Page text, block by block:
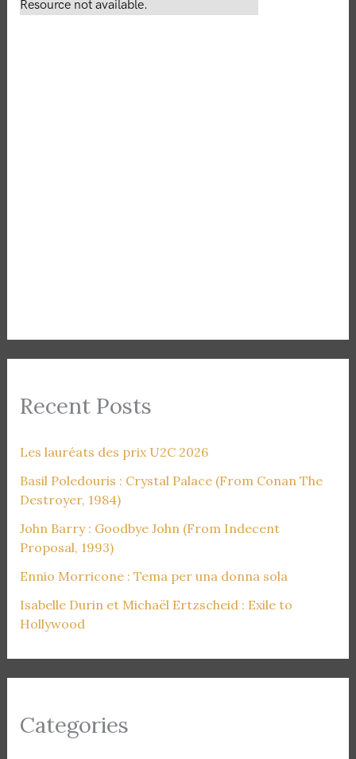
Recent Posts
Les lauréats des prix U2C 2026
Basil Poledouris : Crystal Palace (From Conan The
Destroyer, 1984)
John Barry : Goodbye John (From Indecent
Proposal, 1993)
Ennio Morricone : Tema per una donna sola
Isabelle Durin et Michaël Ertzscheid : Exile to
Hollywood
Categories